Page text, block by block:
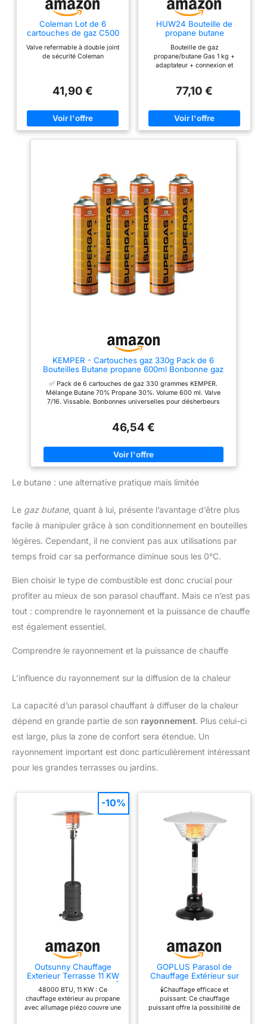
Coleman Lot de 6
cartouches de gaz C500
Valve refermable à double joint
de sécurité Coleman
41,90 €
HUW24 Bouteille de
propane butane
raccord et flexible 1 kg
Bouteille de gaz
propane/butane Gas 1 kg +
adaptateur + connexion et
pratique du gaz pour le
camping Le propane peut être
utilisé à des températures allant
jusqu'à 26 °C, et même pour le
Aucune restriction dans tous les
pays de l'Union européenne
77,10 €
KEMPER - Cartouches gaz 330g Pack de 6
Bouteilles Butane propane 600ml Bonbonne gaz
✅ Pack de 6 cartouches de gaz 330 grammes KEMPER.
Mélange Butane 70% Propane 30%. Volume 600 ml. Valve
7/16. Vissable. Bonbonnes universelles pour désherbeurs
330 grammes universelles ✅ Normes/Classifications:
pour les désherbeurs thermiques, chalumeaux, réchauds et
autre équipement de camping compatibles.
46,54 €
Le butane : une alternative pratique mais limitée
Le gaz butane, quant à lui, présente l’avantage d’être plus
facile à manipuler grâce à son conditionnement en bouteilles
légères. Cependant, il ne convient pas aux utilisations par
temps froid car sa performance diminue sous les 0°C.
Bien choisir le type de combustible est donc crucial pour
profiter au mieux de son parasol chauffant. Mais ce n’est pas
tout : comprendre le rayonnement et la puissance de chauffe
est également essentiel.
Comprendre le rayonnement et la puissance de chauffe
L’influence du rayonnement sur la diffusion de la chaleur
La capacité d’un parasol chauffant à diffuser de la chaleur
dépend en grande partie de son rayonnement. Plus celui-ci
est large, plus la zone de confort sera étendue. Un
rayonnement important est donc particulièrement intéressant
pour les grandes terrasses ou jardins.
Outsunny Chauffage
Exterieur Terrasse 11 KW
Surface Chauffable 7 m²
Noir
48000 BTU, 11 KW : Ce
chauffage extérieur au propane
avec allumage piézo couvre une
-10%
GOPLUS Parasol de
Chauffage Extérieur sur
Table Portable 4000W
Extérieur avec Régulateur
Pression et Tuyau de
Gaz, Rayon 1,37M 360°
🕯️Chauffage efficace et
puissant: Ce chauffage
puissant offre la possibilité de